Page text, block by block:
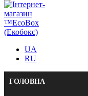
UA
RU
ГОЛОВНА